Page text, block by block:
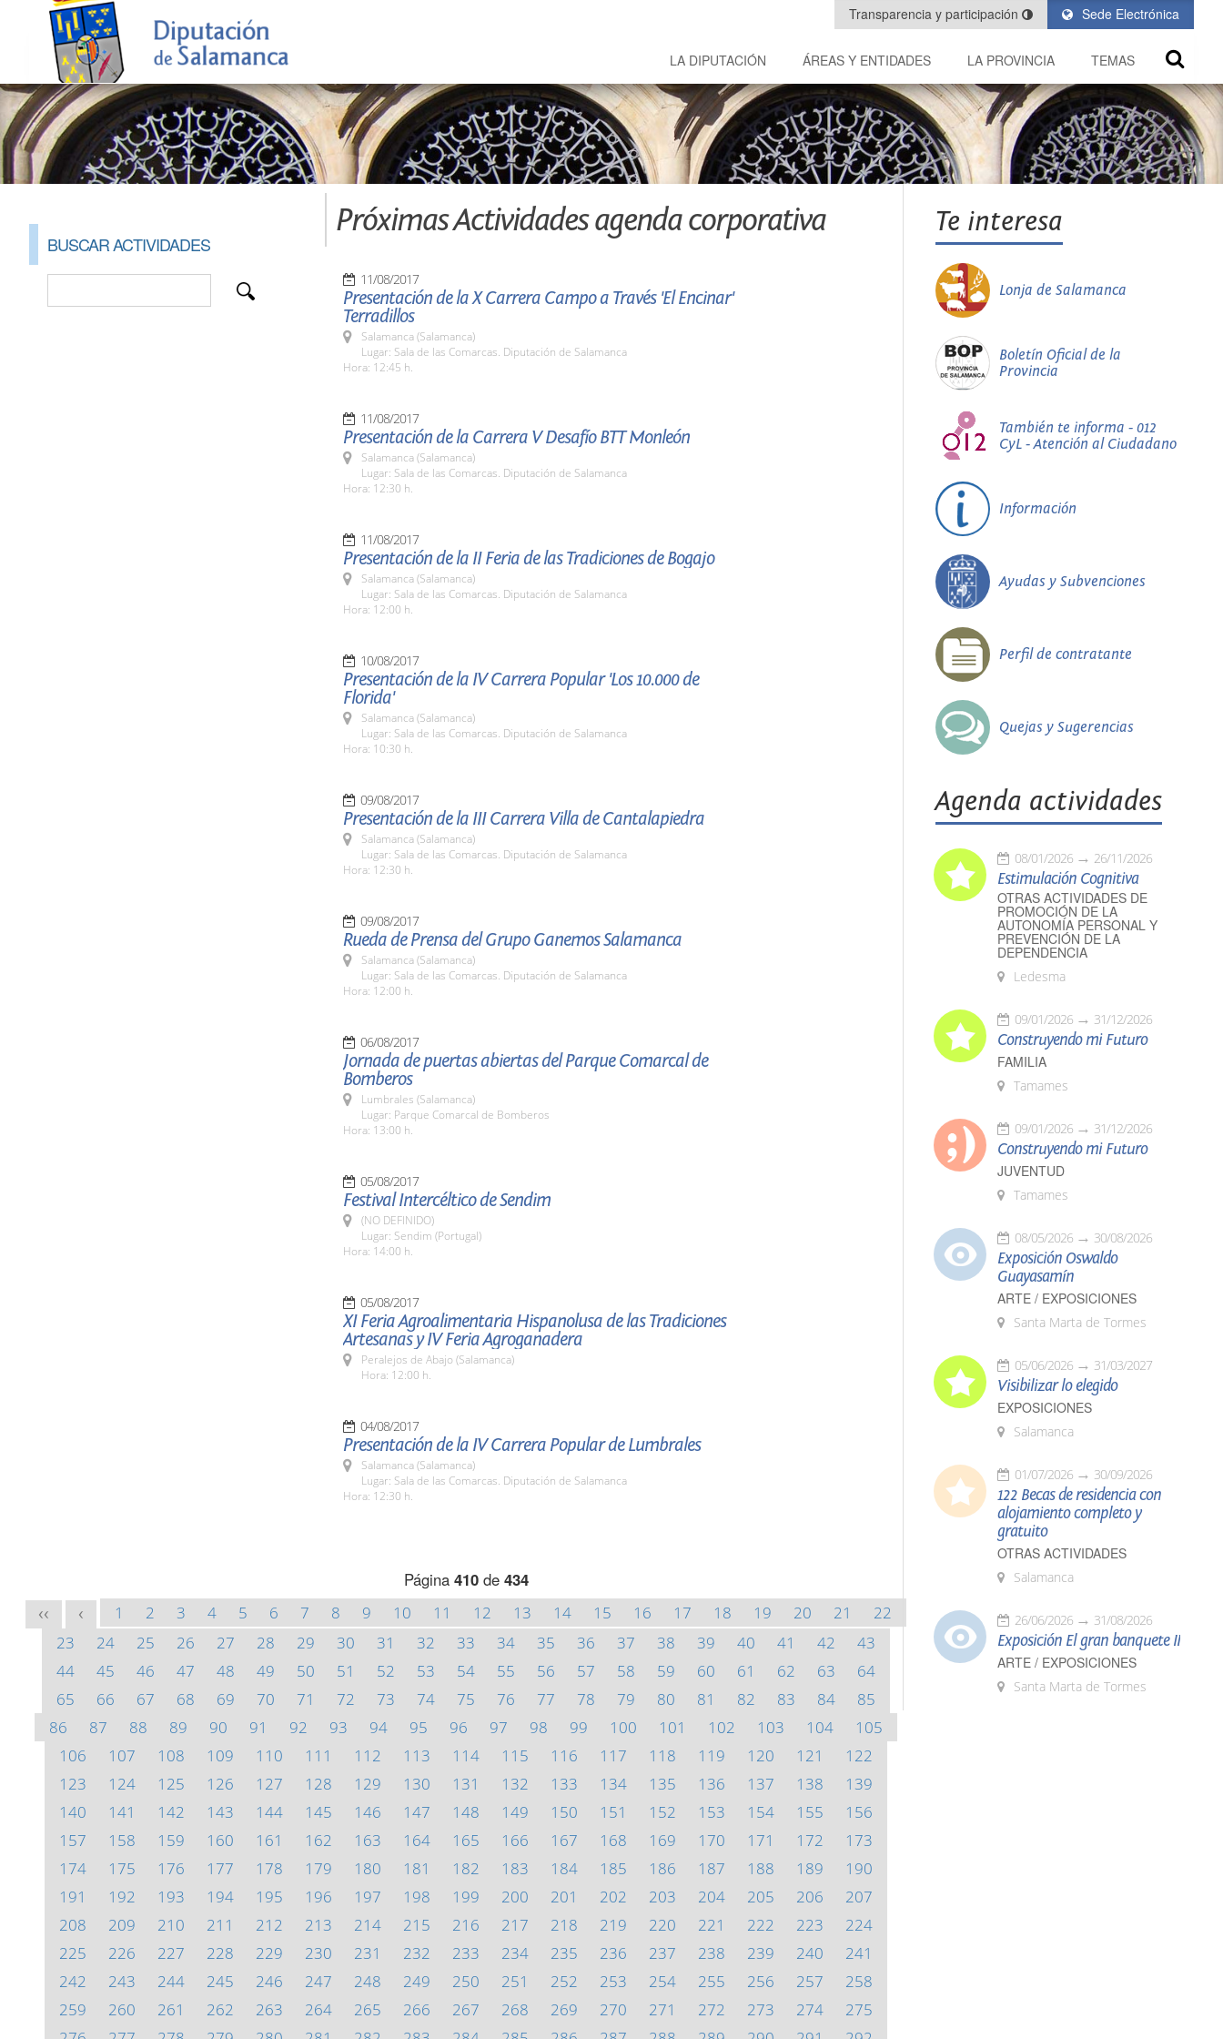
Sede Electrónica
Transparencia y participación
LA DIPUTACIÓN ÁREAS Y ENTIDADES LA PROVINCIA TEMAS
BUSCAR ACTIVIDADES
Próximas Actividades agenda corporativa
11/08/2017
Presentación de la X Carrera Campo a Través 'El Encinar'
Terradillos
Salamanca (Salamanca)
Lugar: Sala de las Comarcas. Diputación de Salamanca
Hora: 12:45 h.
11/08/2017
Presentación de la Carrera V Desafío BTT Monleón
Salamanca (Salamanca)
Lugar: Sala de las Comarcas. Diputación de Salamanca
Hora: 12:30 h.
11/08/2017
Presentación de la II Feria de las Tradiciones de Bogajo
Salamanca (Salamanca)
Lugar: Sala de las Comarcas. Diputación de Salamanca
Hora: 12:00 h.
10/08/2017
Presentación de la IV Carrera Popular 'Los 10.000 de
Florida'
Salamanca (Salamanca)
Lugar: Sala de las Comarcas. Diputación de Salamanca
Hora: 10:30 h.
09/08/2017
Presentación de la III Carrera Villa de Cantalapiedra
Salamanca (Salamanca)
Lugar: Sala de las Comarcas. Diputación de Salamanca
Hora: 12:30 h.
09/08/2017
Rueda de Prensa del Grupo Ganemos Salamanca
Salamanca (Salamanca)
Lugar: Sala de las Comarcas. Diputación de Salamanca
Hora: 12:00 h.
06/08/2017
Jornada de puertas abiertas del Parque Comarcal de
Bomberos
Lumbrales (Salamanca)
Lugar: Parque Comarcal de Bomberos
Hora: 13:00 h.
05/08/2017
Festival Intercéltico de Sendim
(NO DEFINIDO)
Lugar: Sendim (Portugal)
Hora: 14:00 h.
05/08/2017
XI Feria Agroalimentaria Hispanolusa de las Tradiciones
Artesanas y IV Feria Agroganadera
Peralejos de Abajo (Salamanca)
Hora: 12:00 h.
04/08/2017
Presentación de la IV Carrera Popular de Lumbrales
Salamanca (Salamanca)
Lugar: Sala de las Comarcas. Diputación de Salamanca
Hora: 12:30 h.
Página 410de 434
<< < 1 2 3 4 5 6 7 8 9 10 11 12 13 14 15 16 17 18 19 20 21
22
23
24 25 26 27 28 29 30 31 32 33 34 35 36 37 38 39 40 41 42
43
44
45 46 47 48 49 50 51 52 53 54 55 56 57 58 59 60 61 62 63
64
65
66 67 68 69 70 71 72 73 74 75 76 77 78 79 80 81 82 83 84
85
86
87 88 89 90 91 92 93 94 95 96 97 98 99 100 101 102 103 104
105
106
107 108 109 110 111 112 113 114 115 116 117 118 119 120 121
122
123
124 125 126 127 128 129 130 131 132 133 134 135 136 137 138
139
140
141 142 143 144 145 146 147 148 149 150 151 152 153 154 155
156
157
158 159 160 161 162 163 164 165 166 167 168 169 170 171 172
173
174
175 176 177 178 179 180 181 182 183 184 185 186 187 188 189
190
191
192 193 194 195 196 197 198 199 200 201 202 203 204 205 206
207
208
209 210 211 212 213 214 215 216 217 218 219 220 221 222 223
224
225
226 227 228 229 230 231 232 233 234 235 236 237 238 239 240
241
242
243 244 245 246 247 248 249 250 251 252 253 254 255 256 257
258
259
260 261 262 263 264 265 266 267 268 269 270 271 272 273 274
275
Te interesa
Lonja de Salamanca
Boletín Oficial de la
Provincia
También te informa - 012
CyL - Atención al Ciudadano
Información
Ayudas y Subvenciones
Perfil de contratante
Quejas y Sugerencias
Agenda actividades
08/01/2026 26/11/2026
Estimulación Cognitiva
OTRAS ACTIVIDADES DE
PROMOCIÓN DE LA
AUTONOMÍA PERSONAL Y
PREVENCIÓN DE LA
DEPENDENCIA
Ledesma
09/01/2026 31/12/2026
Construyendo mi Futuro
FAMILIA
Tamames
09/01/2026 31/12/2026
Construyendo mi Futuro
JUVENTUD
Tamames
08/05/2026 30/08/2026
Exposición Oswaldo
Guayasamín
ARTE / EXPOSICIONES
Santa Marta de Tormes
05/06/2026 31/03/2027
Visibilizar lo elegido
EXPOSICIONES
Salamanca
01/07/2026 30/09/2026
122 Becas de residencia con
alojamiento completo y
gratuito
OTRAS ACTIVIDADES
Salamanca
26/06/2026 31/08/2026
Exposición El gran banquete II
ARTE / EXPOSICIONES
Santa Marta de Tormes